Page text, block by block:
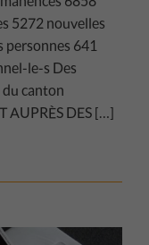
5272 nouvelles
641
le-s Des
canton
AUPRÈS DES […]